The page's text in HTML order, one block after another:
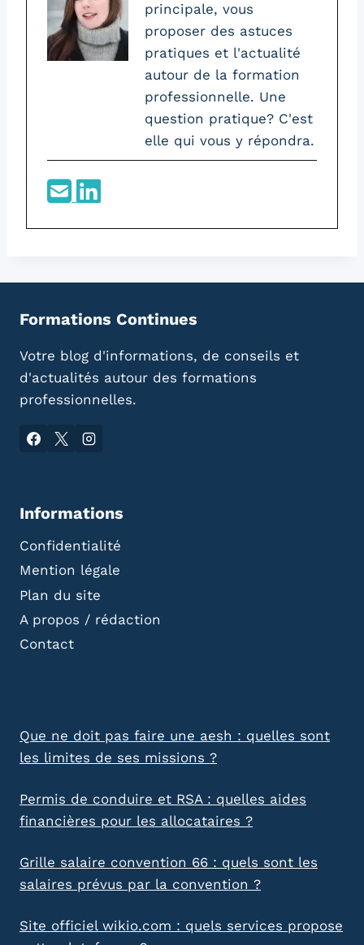
principale, vous
proposer des astuces
pratiques et l'actualité
autour de la formation
professionnelle. Une
question pratique? C'est
elle qui vous y répondra.
Formations Continues
Votre blog d'informations, de conseils et
d'actualités autour des formations
professionnelles.
Informations
Confidentialité
Mention légale
Plan du site
A propos / rédaction
Contact
Que ne doit pas faire une aesh : quelles sont
les limites de ses missions ?
Permis de conduire et RSA : quelles aides
financières pour les allocataires ?
Grille salaire convention 66 : quels sont les
salaires prévus par la convention ?
Site officiel wikio.com : quels services propose